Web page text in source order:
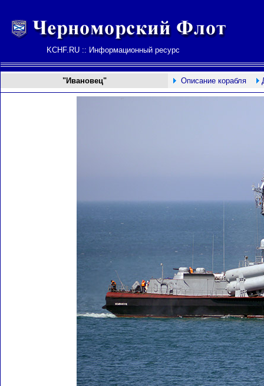
KCHF.RU :: Информационный ресурс
"Ивановец" Описание корабля